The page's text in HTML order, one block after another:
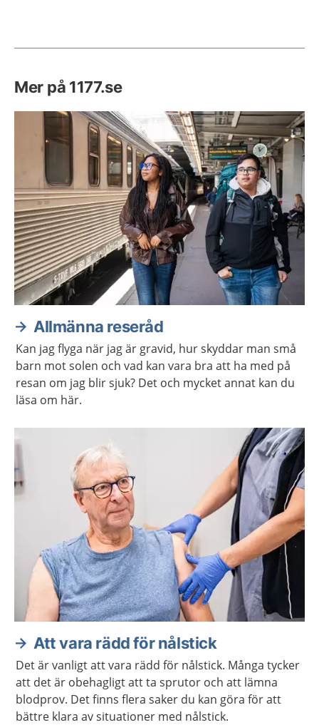
Mer på 1177.se
Allmänna reseråd
Kan jag flyga när jag är gravid, hur skyddar man små
barn mot solen och vad kan vara bra att ha med på
resan om jag blir sjuk? Det och mycket annat kan du
läsa om här.
Att vara rädd för nålstick
Det är vanligt att vara rädd för nålstick. Många tycker
att det är obehagligt att ta sprutor och att lämna
blodprov. Det finns flera saker du kan göra för att
bättre klara av situationer med nålstick.